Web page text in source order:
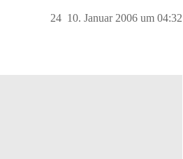
10. Januar 2006 um 04:32
24